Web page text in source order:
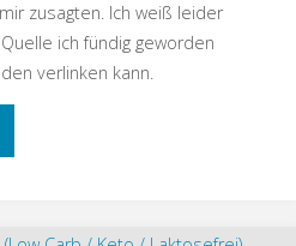
zusagten. Ich weiß leider
ich fündig geworden
verlinken kann.